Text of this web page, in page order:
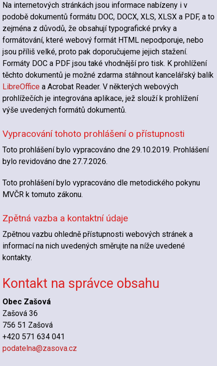
Na internetových stránkách jsou informace nabízeny i v
podobě dokumentů formátu DOC, DOCX, XLS, XLSX a PDF, a to
zejména z důvodů, že obsahují typografické prvky a
formátování, které webový formát HTML nepodporuje, nebo
jsou příliš velké, proto pak doporučujeme jejich stažení.
Formáty DOC a PDF jsou také vhodnější pro tisk. K prohlížení
těchto dokumentů je možné zdarma stáhnout kancelářský balík
LibreOffice a Acrobat Reader. V některých webových
prohlížečích je integrována aplikace, jež slouží k prohlížení
výše uvedených formátů dokumentů.
Vypracování tohoto prohlášení o přístupnosti
Toto prohlášení bylo vypracováno dne 29.10.2019. Prohlášení
bylo revidováno dne 27.7.2026.
Toto prohlášení bylo vypracováno dle metodického pokynu
MVČR k tomuto zákonu.
Zpětná vazba a kontaktní údaje
Zpětnou vazbu ohledně přístupnosti webových stránek a
informací na nich uvedených směrujte na níže uvedené
kontakty.
Kontakt na správce obsahu
Obec Zašová
Zašová 36
756 51 Zašová
+420 571 634 041
podatelna@zasova.cz